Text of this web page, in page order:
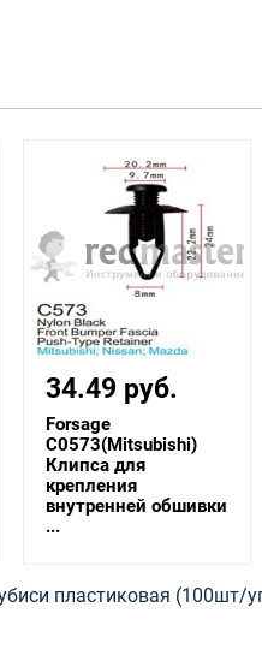
34.49 руб.
Forsage
C0573(Mitsubishi)
Клипса для
крепления
внутренней обшивки
...
пластиковая (100шт/